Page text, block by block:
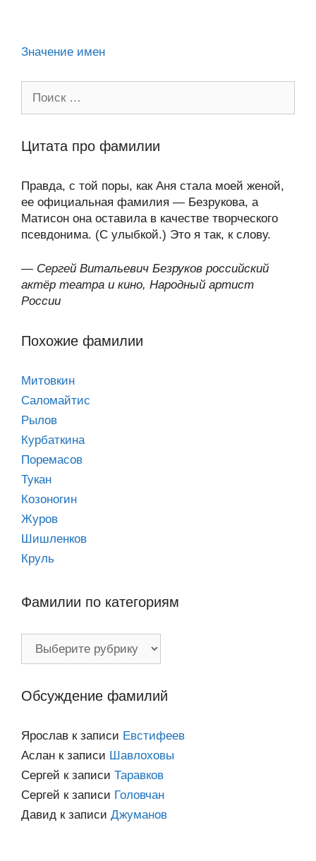
Значение имен
Цитата про фамилии
Правда, с той поры, как Аня стала моей женой,
ее официальная фамилия — Безрукова, а
Матисон она оставила в качестве творческого
псевдонима. (С улыбкой.) Это я так, к слову.
— Сергей Витальевич Безруков российский
актёр театра и кино, Народный артист
России
Похожие фамилии
Митовкин
Саломайтис
Рылов
Курбаткина
Поремасов
Тукан
Козоногин
Журов
Шишленков
Круль
Фамилии по категориям
Фамилии
Обсуждение фамилий
Ярослав к записи Евстифеев
Аслан к записи Шавлоховы
Сергей к записи Таравков
Сергей к записи Головчан
Давид к записи Джуманов